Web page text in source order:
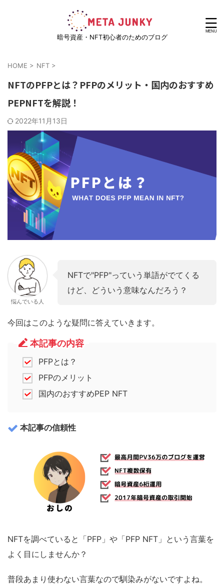
暗号資産・NFT初心者のためのブログ
HOME > NFT >
NFTのPFPとは？PFPのメリット・国内のおすすめ
PEPNFTを解説！
2022年11月13日
悩んでいる人
NFTで"PFP"っていう単語がでてくる
けど、どういう意味なんだろう？
今回はこのような疑問に答えていきます。
本記事の内容
PFPとは？
PFPのメリット
国内のおすすめPEP NFT
本記事の信頼性
NFTを調べていると「PFP」や「PFP NFT」という言葉を
よく目にしませんか？
普段あまり使わない言葉なので馴染みがないですよね。